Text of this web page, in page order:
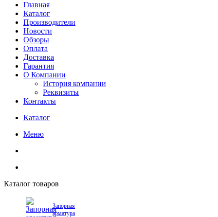
Главная
Каталог
Производители
Новости
Обзоры
Оплата
Доставка
Гарантия
О Компании
История компании
Реквизиты
Контакты
Каталог
Меню
Каталог товаров
Запорная
арматура